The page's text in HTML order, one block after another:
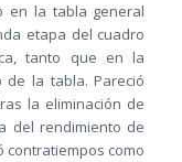
en la tabla general
etapa del cuadro
tanto que en la
la tabla. Pareció
la eliminación de
del rendimiento de
contratiempos como